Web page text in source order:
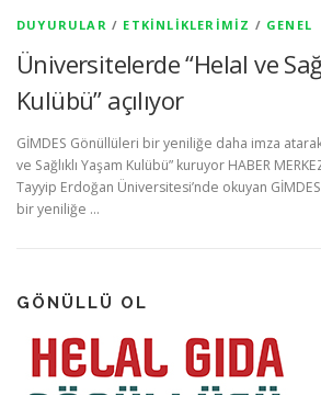
DUYURULAR / ETKINLIKLERIMIZ / GENEL
Üniversitelerde “Helal ve
Kulübü” açılıyor
GİMDES Gönüllüleri bir yeniliğe daha imza
ve Sağlıklı Yaşam Kulübü” kuruyor HABER
Tayyip Erdoğan Üniversitesi’nde okuyan
bir yeniliğe …
GÖNÜLLÜ OL